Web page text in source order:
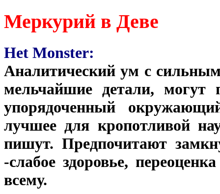
Меркурий в Деве
Het Monster:
Аналитический ум с
мельчайшие детали,
упорядоченный
лучшее для кропотливой
пишут. Предпочитают
-слабое здоровье,
всему.